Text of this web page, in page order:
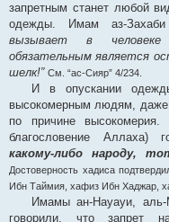
запретным станет любой
одежды. Имам аз-
вызывает в человеке
обязательным является
шелк!” См. “ас-Сияр” 4/234.
И в опускании
высокомерным людям, даже
по причине
благословение Аллаха)
какому-либо народу,
Достоверность хадиса
Ибн Таймия, хафиз Ибн Хаджар,
Имамы ан-Науауи,
говорили, что запрет